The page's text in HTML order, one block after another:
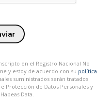
en el Registro Nacional No
y estoy de acuerdo con su política
suministrados serán tratados
Protección de Datos Personales y
Data.